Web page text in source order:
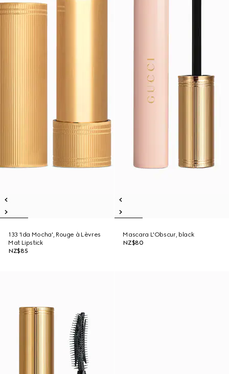
133 'Ida Mocha', Rouge à Lèvres
Mat Lipstick
NZ$85
Mascara L'Obscur, black
NZ$80